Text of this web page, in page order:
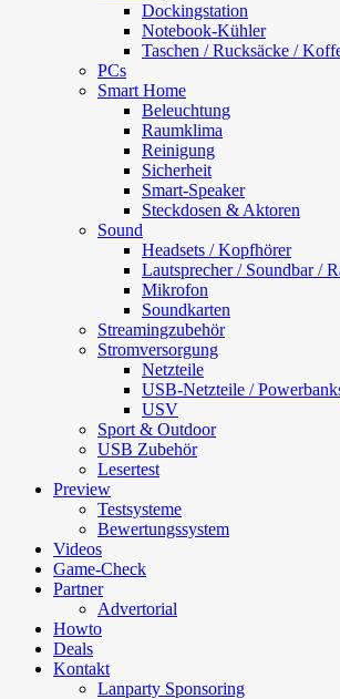
Dockingstation
Notebook-Kühler
Taschen / Rucksäcke /
PCs
Smart Home
Beleuchtung
Raumklima
Reinigung
Sicherheit
Smart-Speaker
Steckdosen & Aktoren
Sound
Headsets / Kopfhörer
Lautsprecher / Soundbar /
Mikrofon
Soundkarten
Streamingzubehör
Stromversorgung
Netzteile
USB-Netzteile /
USV
Sport & Outdoor
USB Zubehör
Lesertest
Preview
Testsysteme
Bewertungssystem
Videos
Game-Check
Partner
Advertorial
Howto
Deals
Kontakt
Lanparty Sponsoring